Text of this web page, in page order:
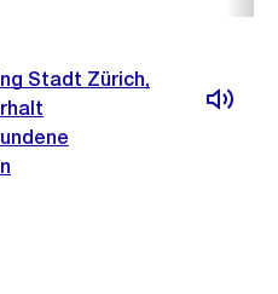
Stadt Zürich,